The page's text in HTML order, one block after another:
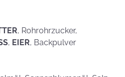
, Rohrohrzucker,
, EIER, Backpulver